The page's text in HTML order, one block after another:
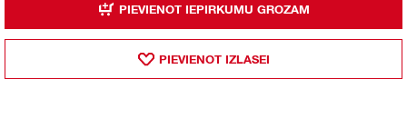
PIEVIENOT IEPIRKUMU GROZAM
PIEVIENOT IZLASEI